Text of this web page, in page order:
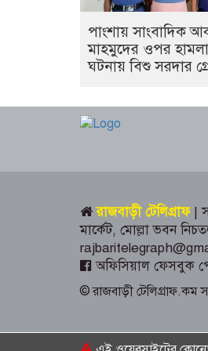
পাংশায় সাংবাদিক
মাহমুদের ওপর
ঘটনায় বিশু সরদার
রাজবাড়ী টেলিগ্রাফ |
মার্কেট, মোল্লা ভবন
অফিসিয়াল ফেসবুক
© রাজবাড়ী টেলিগ্রাফ.কম